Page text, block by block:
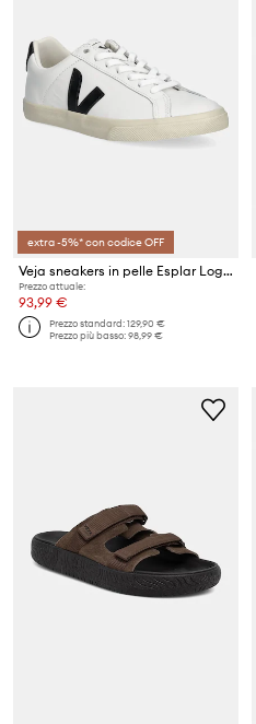
extra -5%* con codice OFF
Veja sneakers in pelle Esplar Logo Leather
Prezzo attuale:
93,99 €
Prezzo standard:129,90 €
Prezzo più basso:98,99 €